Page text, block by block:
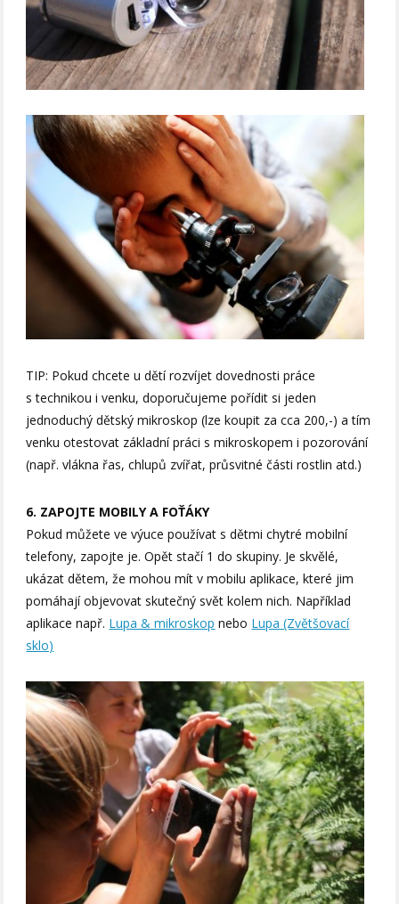
TIP: Pokud chcete u dětí rozvíjet dovednosti práce
s technikou i venku, doporučujeme pořídit si jeden
jednoduchý dětský mikroskop (lze koupit za cca 200,-) a tím
venku otestovat základní práci s mikroskopem i pozorování
(např. vlákna řas, chlupů zvířat, průsvitné části rostlin atd.)
6. ZAPOJTE MOBILY A FOŤÁKY
Pokud můžete ve výuce používat s dětmi chytré mobilní
telefony, zapojte je. Opět stačí 1 do skupiny. Je skvělé,
ukázat dětem, že mohou mít v mobilu aplikace, které jim
pomáhají objevovat skutečný svět kolem nich. Například
aplikace např. Lupa & mikroskop nebo Lupa (Zvětšovací
sklo)